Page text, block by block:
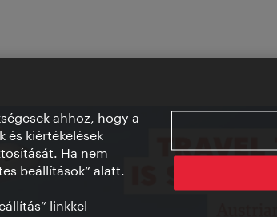
ahhoz, hogy a
és kiértékelések
Ha nem
beállítások“ alatt.
linkkel